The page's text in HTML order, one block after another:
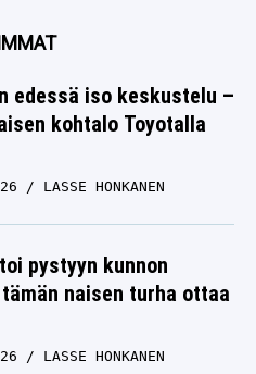
kohtalo Toyotalla
pystyyn kunnon
naisen turha ottaa